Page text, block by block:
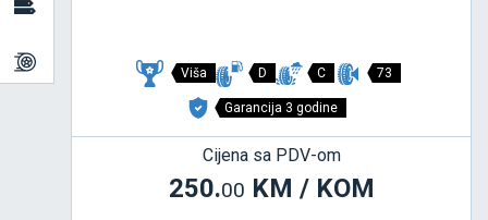
Viša D C 73
Garancija 3 godine
Cijena sa PDV-om
250.00 KM / KOM